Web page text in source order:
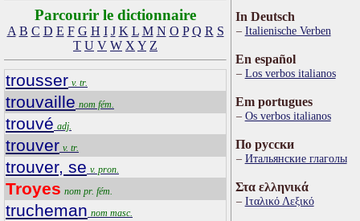
Parcourir le dictionnaire
A B C D E F G H I J K L M N O P Q R S
T U V W X Y Z
trousser v. tr.
trouvaille nom fém.
trouvé adj.
trouver v. tr.
trouver, se v. pron.
Troyes nom pr. fém.
trucheman nom masc.
In Deutsch
Italienische Verben
En español
Los verbos italianos
Em portugues
Os verbos italianos
По русски
Итальянские глаголы
Στα ελληνικά
Ιταλικό Λεξικό